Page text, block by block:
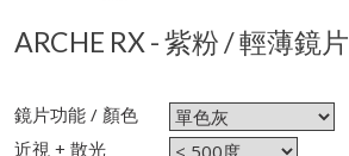
ARCHE RX - 紫粉 / 輕薄鏡片
鏡片功能 / 顏色
近視 + 散光